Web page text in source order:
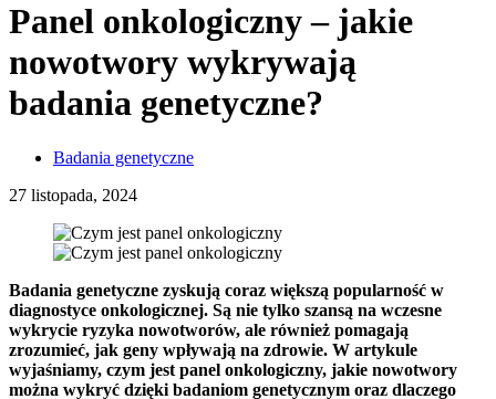
Panel onkologiczny – jakie
nowotwory wykrywają
badania genetyczne?
Badania genetyczne
27 listopada, 2024
Badania genetyczne zyskują coraz większą popularność w
diagnostyce onkologicznej. Są nie tylko szansą na wczesne
wykrycie ryzyka nowotworów, ale również pomagają
zrozumieć, jak geny wpływają na zdrowie. W artykule
wyjaśniamy, czym jest panel onkologiczny, jakie nowotwory
można wykryć dzięki badaniom genetycznym oraz dlaczego